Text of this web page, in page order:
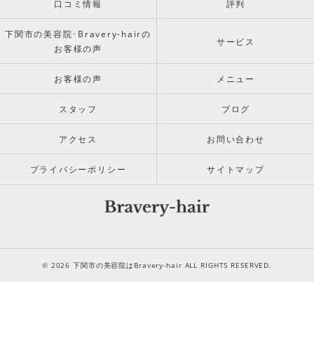
口コミ情報
評判
下関市の美容院･Bravery-hairの
お客様の声
サービス
お客様の声 メニュー
スタッフ ブログ
アクセス お問い合わせ
プライバシーポリシー サイトマップ
© 2026 下関市の美容院はBravery-hair ALL RIGHTS RESERVED.